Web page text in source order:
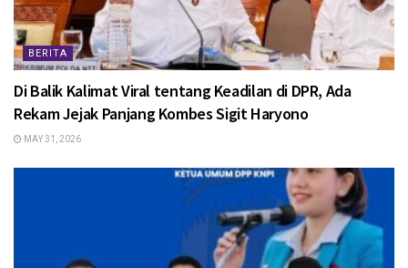
BERITA
Di Balik Kalimat Viral tentang Keadilan di DPR, Ada
Rekam Jejak Panjang Kombes Sigit Haryono
MAY 31, 2026